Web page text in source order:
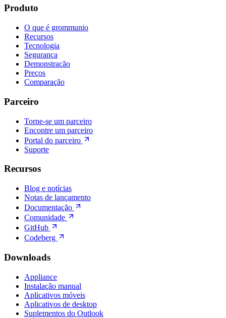
Produto
O que é grommunio
Recursos
Tecnologia
Segurança
Demonstração
Preços
Comparação
Parceiro
Torne-se um parceiro
Encontre um parceiro
Portal do parceiro
Suporte
Recursos
Blog e notícias
Notas de lançamento
Documentação
Comunidade
GitHub
Codeberg
Downloads
Appliance
Instalação manual
Aplicativos móveis
Aplicativos de desktop
Suplementos do Outlook